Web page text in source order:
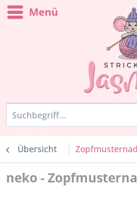
Menü
Übersicht
neko -